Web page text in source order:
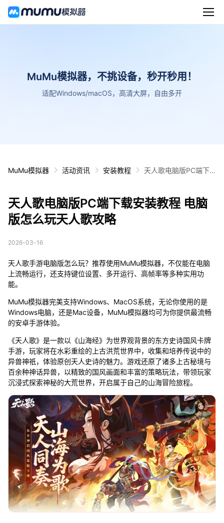
MuMu模拟器，不挑设备，秒开秒用！
适配Windows/macOS，高清大屏，自由多开
MuMu模拟器 活动资讯 安装教程
天人歌电脑版PC端下
天人歌电脑版PC端下载安装教程 电脑
版怎么玩天人歌攻略
2026-03-16
天人歌手游电脑版怎么玩？推荐使用MuMu模拟器，不仅能在电脑
上流畅运行，还支持键位设置、多开运行、高帧率等多种实用功
能。
MuMu模拟器完美支持Windows、MacOS系统，无论你使用的是
Windows电脑，还是Mac设备，MuMu模拟器均可为你提供最流畅
的安卓手游体验。
《天人歌》是一款以《山海经》为世界观背景的东方史诗国风卡牌
手游，玩家将在水彩重绘的上古洪荒世界中，收集和培养传说中的
异兽神祇，体验原创天人史诗的魅力。游戏还原了诸多上古秘境与
百余种神话异兽，以精致的国风画面和丰富的策略玩法，带领玩家
沉浸式探索神秘的大荒世界，开启属于自己的山海冒险旅程。